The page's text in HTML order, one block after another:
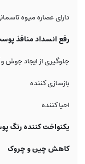
دارای عصاره میوه
رفع انسداد منافذ
جلوگیری از ایجاد جوش و
بازسازی کننده
احیا کننده
یکنواخت کننده رنگ
کاهش چین و چروک